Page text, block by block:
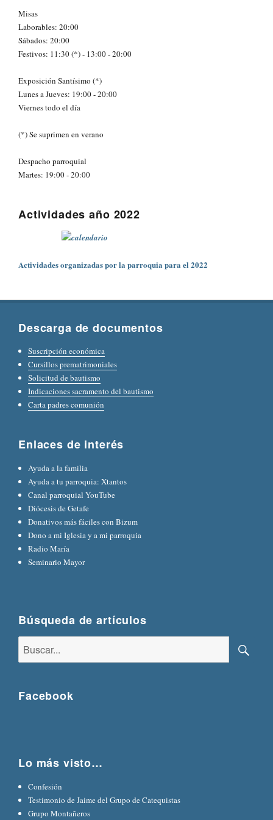
Misas
Laborables: 20:00
Sábados: 20:00
Festivos: 11:30 (*) - 13:00 - 20:00
Exposición Santísimo (*)
Lunes a Jueves: 19:00 - 20:00
Viernes todo el día
(*) Se suprimen en verano
Despacho parroquial
Martes: 19:00 - 20:00
Actividades año 2022
Actividades organizadas por la parroquia para el 2022
Descarga de documentos
Suscripción económica
Cursillos prematrimoniales
Solicitud de bautismo
Indicaciones sacramento del bautismo
Carta padres comunión
Enlaces de interés
Ayuda a la familia
Ayuda a tu parroquia: Xtantos
Canal parroquial YouTube
Diócesis de Getafe
Donativos más fáciles con Bizum
Dono a mi Iglesia y a mi parroquia
Radio María
Seminario Mayor
Búsqueda de artículos
Facebook
Lo más visto…
Confesión
Testimonio de Jaime del Grupo de Catequistas
Grupo Montañeros